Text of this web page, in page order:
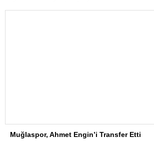
Muğlaspor, Ahmet Engin’i Transfer Etti